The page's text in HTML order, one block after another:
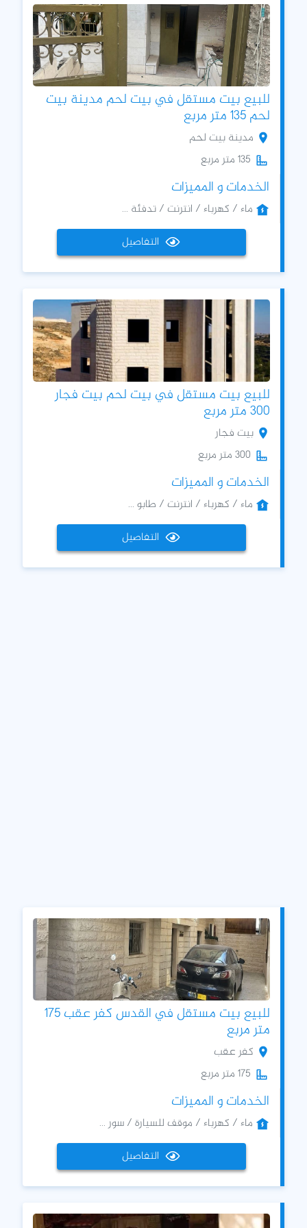
للبيع بيت مستقل في بيت لحم مدينة بيت
لحم 135 متر مربع
مدينة بيت لحم
135 متر مربع
الخدمات و المميزات
ماء / كهرباء / انترنت / تدفئة ...
التفاصيل
للبيع بيت مستقل في بيت لحم بيت فجار
300 متر مربع
بيت فجار
300 متر مربع
الخدمات و المميزات
ماء / كهرباء / انترنت / طابو ...
التفاصيل
للبيع بيت مستقل في القدس كفر عقب 175
متر مربع
كفر عقب
175 متر مربع
الخدمات و المميزات
ماء / كهرباء / موقف للسيارة / سور ...
التفاصيل